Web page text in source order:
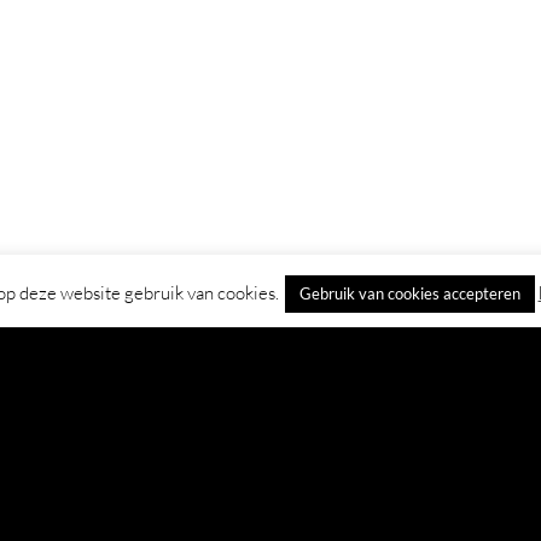
deze website gebruik van cookies. Gebruik van cookies accepteren